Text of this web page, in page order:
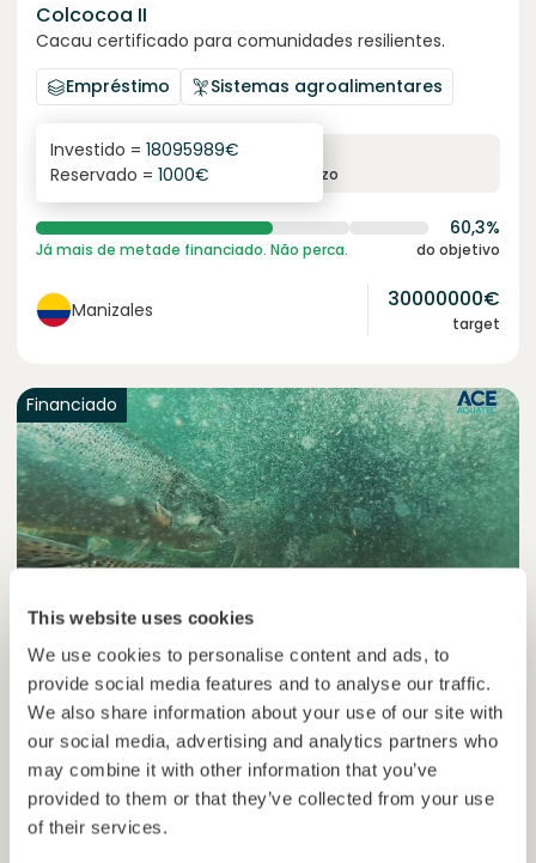
This website uses cookies
We use cookies to personalise content and ads, to
provide social media features and to analyse our traffic.
We also share information about your use of our site with
our social media, advertising and analytics partners who
may combine it with other information that you’ve
provided to them or that they’ve collected from your use
of their services.
Colcocoa II
Cacau certificado para comunidades resilientes.
Empréstimo
Sistemas agroalimentares
6.1%
juro anual prazo
Investido = 18095989€
Reservado = 1000€
60,3%
Já mais de metade financiado. Não perca. do objetivo
Manizales 30000000€
target
Financiado
Ace Aquatec V
Tecnologias de melhoria para a indústria da
aquacultura
Empréstimo
Economia azul